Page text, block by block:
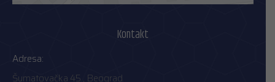
Kontakt
Adresa:
Šumatovačka 45 , Beograd